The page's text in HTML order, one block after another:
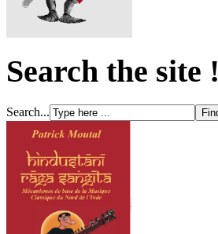
Search the site !
Search...